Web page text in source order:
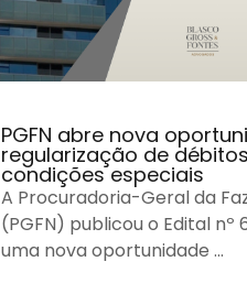
PGFN abre nova
regularização de
condições especiais
A Procuradoria-Geral da
(PGFN) publicou o Edital nº
uma nova oportunidade …